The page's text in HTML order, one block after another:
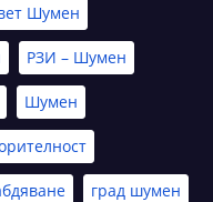
Шумен
РЗИ – Шумен
Шумен
град шумен